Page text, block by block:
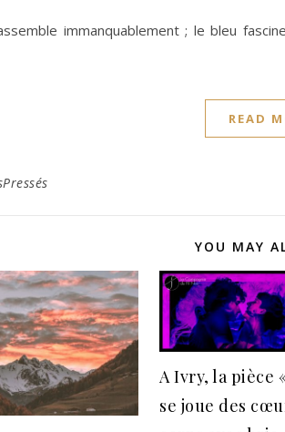
immanquablement ; le bleu
READ
YOU MAY
A Ivry, la pièce
se joue des